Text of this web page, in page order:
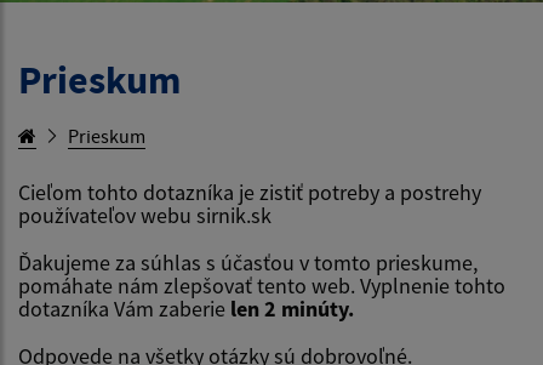
Prieskum
Prieskum
Cieľom tohto dotazníka je zistiť potreby a postrehy
používateľov webu sirnik.sk
Ďakujeme za súhlas s účasťou v tomto prieskume,
pomáhate nám zlepšovať tento web. Vyplnenie tohto
dotazníka Vám zaberie len 2 minúty.
Odpovede na všetky otázky sú dobrovoľné.